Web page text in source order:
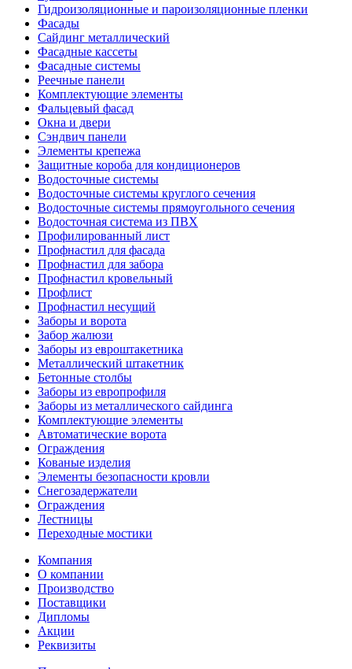
Гидроизоляционные и пароизоляционные пленки
Фасады
Сайдинг металлический
Фасадные кассеты
Фасадные системы
Реечные панели
Комплектующие элементы
Фальцевый фасад
Окна и двери
Сэндвич панели
Элементы крепежа
Защитные короба для кондиционеров
Водосточные системы
Водосточные системы круглого сечения
Водосточные системы прямоугольного сечения
Водосточная система из ПВХ
Профилированный лист
Профнастил для фасада
Профнастил для забора
Профнастил кровельный
Профлист
Профнастил несущий
Заборы и ворота
Забор жалюзи
Заборы из евроштакетника
Металлический штакетник
Бетонные столбы
Заборы из европрофиля
Заборы из металлического сайдинга
Комплектующие элементы
Автоматические ворота
Ограждения
Кованые изделия
Элементы безопасности кровли
Снегозадержатели
Ограждения
Лестницы
Переходные мостики
Компания
О компании
Производство
Поставщики
Дипломы
Акции
Реквизиты